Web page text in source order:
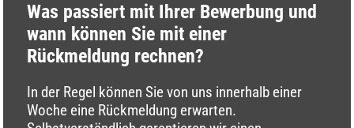
Was passiert mit Ihrer Bewerbung und
wann können Sie mit einer
Rückmeldung rechnen?
In der Regel können Sie von uns innerhalb einer
Woche eine Rückmeldung erwarten.